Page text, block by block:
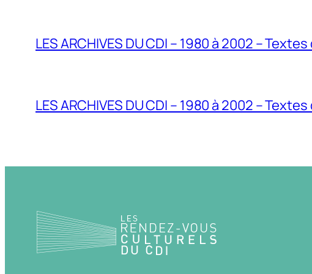
LES ARCHIVES DU CDI – 1980 à 2002 –
LES ARCHIVES DU CDI – 1980 à 2002 –